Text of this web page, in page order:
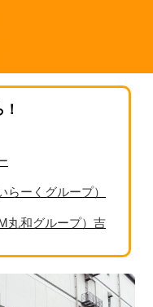
ーくグループ）
丸和グループ）吉